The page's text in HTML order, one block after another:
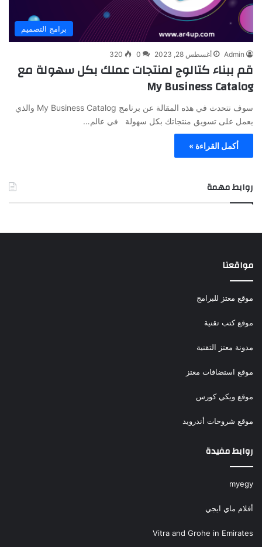
برامج التصميم
Admin أغسطس 28, 2023 0
320
قم ببناء كتالوج لمنتجات عملك بكل سهولة مع
My Business Catalog
سوف نتحدث في هذه المقالة عن برنامج My Business Catalog والذي
يعمل على تسويق منتجاتك بكل سهولة في عالم…
أكمل القراءة »
روابط مهمة
مواقعنا
موقع معتز للبرامج
موقع كتب تقنية
مدونة معتز التقنية
موقع استضافات معتز
موقع ويكي كورس
موقع شروحات أندرويد
روابط مفيدة
myegy
أفلام ماي ايجي
Vitra and Grohe in Emirates